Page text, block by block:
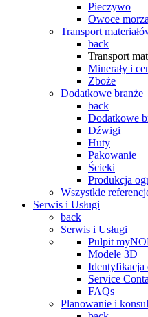
Pieczywo
Owoce morza
Transport
back
Transport
Minerały i
Zboże
Dodatkowe branże
back
Dodatkowe
Dźwigi
Huty
Pakowanie
Ścieki
Produkcja
Wszystkie
Serwis i Usługi
back
Serwis i Usługi
Pulpit
Modele 3D
Identyfikacja
Service
FAQs
Planowanie i